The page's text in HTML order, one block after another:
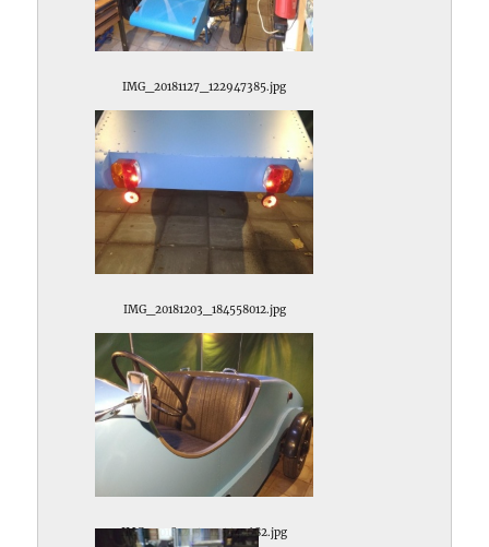
IMG_20181127_122947385.jpg
IMG_20181203_184558012.jpg
IMG_20181205_145542682.jpg